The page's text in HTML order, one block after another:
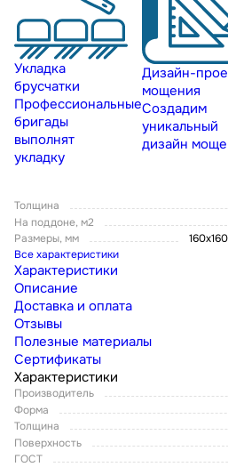
Укладка
брусчатки
Профессиональные
бригады
выполнят
укладку
Дизайн-
мощения
Создадим
уникальный
дизайн
Толщина
На поддоне, м2
Размеры, мм
Все характеристики
Характеристики
Описание
Доставка и оплата
Отзывы
Полезные материалы
Сертификаты
Характеристики
Производитель
Форма
Толщина
Поверхность
ГОСТ